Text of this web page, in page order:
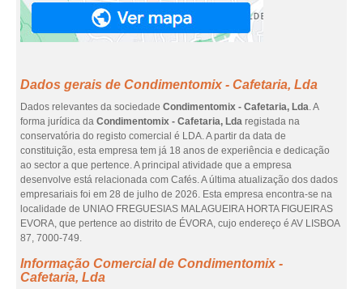
Dados gerais de Condimentomix - Cafetaria, Lda
Dados relevantes da sociedade Condimentomix - Cafetaria, Lda. A
forma jurídica da Condimentomix - Cafetaria, Lda registada na
conservatória do registo comercial é LDA. A partir da data de
constituição, esta empresa tem já 18 anos de experiência e dedicação
ao sector a que pertence. A principal atividade que a empresa
desenvolve está relacionada com Cafés. A última atualização dos dados
empresariais foi em 28 de julho de 2026. Esta empresa encontra-se na
localidade de UNIAO FREGUESIAS MALAGUEIRA HORTA FIGUEIRAS
EVORA, que pertence ao distrito de ÉVORA, cujo endereço é AV LISBOA
87, 7000-749.
Informação Comercial de Condimentomix -
Cafetaria, Lda